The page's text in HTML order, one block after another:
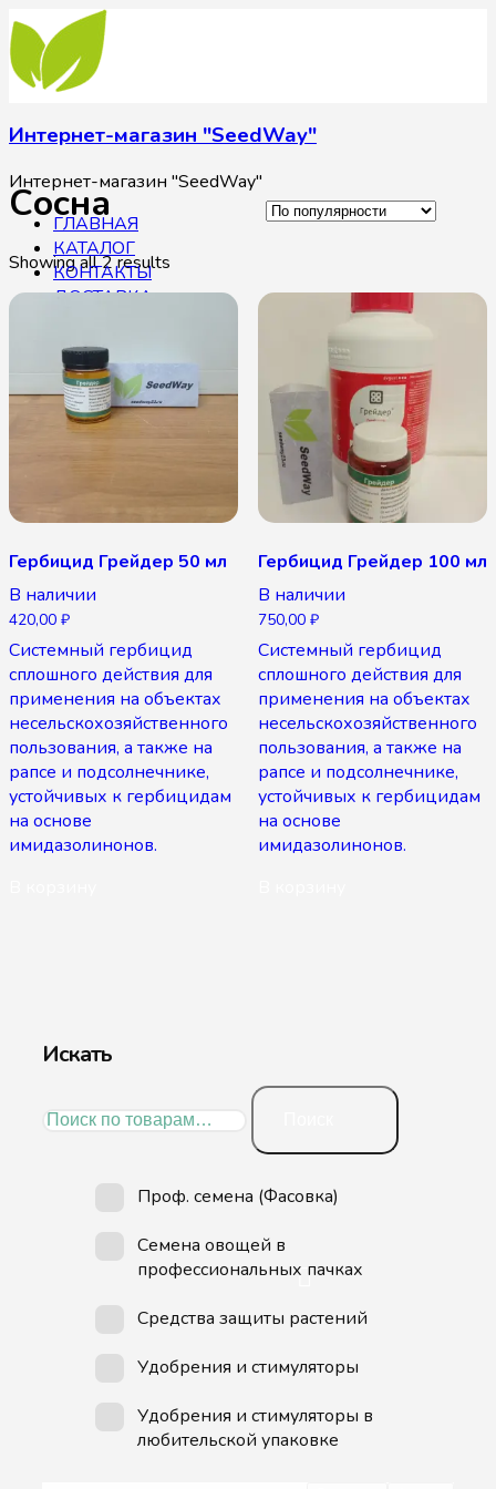
Интернет-магазин "SeedWay"
Интернет-магазин "SeedWay"
ГЛАВНАЯ
КАТАЛОГ
КОНТАКТЫ
ДОСТАВКА
Сосна
Showing all 2 results
Гербицид Грейдер 50 мл
В наличии
420,00 ₽
Системный гербицид
сплошного действия для
применения на объектах
несельскохозяйственного
пользования, а также на
рапсе и подсолнечнике,
устойчивых к гербицидам
на основе
имидазолинонов.
Гербицид Грейдер 100 мл
В наличии
750,00 ₽
Системный гербицид
сплошного действия для
применения на объектах
несельскохозяйственного
пользования, а также на
рапсе и подсолнечнике,
устойчивых к гербицидам
на основе
имидазолинонов.
Искать
Проф. семена (Фасовка)
Семена овощей в
профессиональных пачках
Средства защиты растений
Удобрения и стимуляторы
Удобрения и стимуляторы в
любительской упаковке